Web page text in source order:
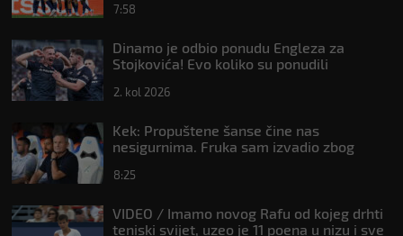
7:58
Dinamo je odbio ponudu Engleza za
Stojkovića! Evo koliko su ponudili
2. kol 2026
Kek: Propuštene šanse čine nas
nesigurnima. Fruka sam izvadio zbog
8:25
VIDEO / Imamo novog Rafu od kojeg drhti
teniski svijet, uzeo je 11 poena u nizu i sve